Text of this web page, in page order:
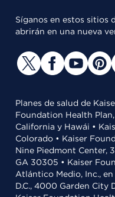
Síganos en estos sitios
abrirán en una nueva
Planes de salud de
Foundation Health
California y Hawái •
Colorado • Kaiser
Nine Piedmont Center,
GA 30305 • Kaiser
Atlántico Medio, Inc.,
D.C., 4000 Garden City